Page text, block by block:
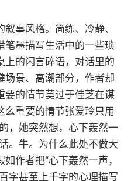
叙事风格。简练、冷静、
笔墨描写生活中的一些琐
上的闲言碎语，对话里的
场景、高潮部分，作者却
要的情节莫过于佳芝在谋
么重要的情节张爱玲只用
，她突然想，心下轰然一
。牛。为什么此处不做大
作者把“心下轰然一声，
字甚至上千字的心理描写